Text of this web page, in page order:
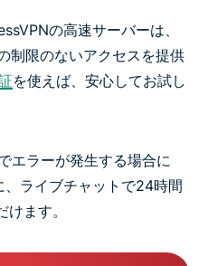
の高速サーバーは、
制限のないアクセスを提供
を使えば、安心してお試し
エラーが発生する場合に
、ライブチャットで24時間
ます。